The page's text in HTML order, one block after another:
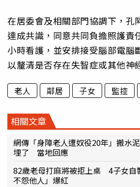
在居委會及相關部門協調下，孔
達成共識，同意共同負擔照護責
小時看護，並安排接受腦部電腦
以釐清是否存在失智症或其他神
老人 鄰居 子女 監控
相關文章
網傳「身障老人遭奴役20年」搬水
埋了 當地回應
82歲老母打麻將被拒上桌 4子女自
不怨他人」爆紅